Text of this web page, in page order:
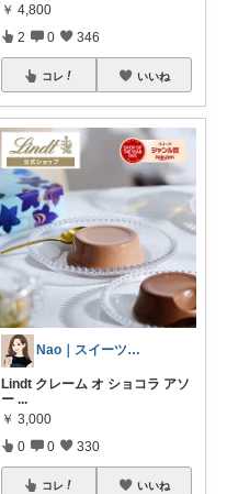
￥ 4,800
2 0 346
コレ いいね
Nao｜スイーツROOM🍰
Lindt クレーム オ ショコラ アソ
ー ...
￥ 3,000
0 0 330
コレ いいね